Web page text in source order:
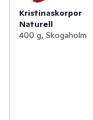
Kristinaskorpor
Naturell
400 g, Skogaholm